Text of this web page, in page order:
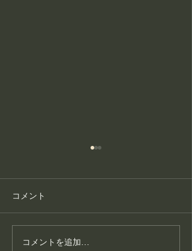
護身フィットネス教室が
コメント
コメントを追加…